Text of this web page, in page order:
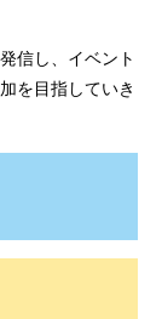
信し、イベント
を目指していき